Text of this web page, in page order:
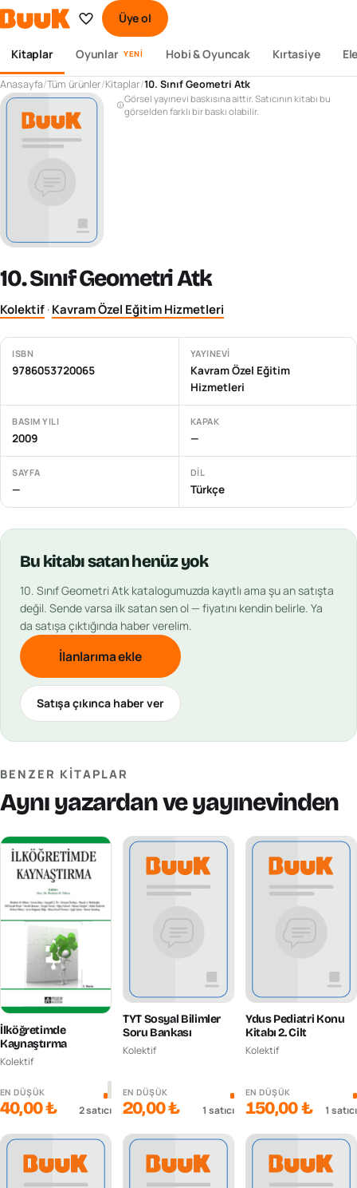
Üye ol
Kitaplar Oyunlar YENI Hobi & Oyuncak Kırtasiye
Anasayfa/Tüm ürünler/Kitaplar/10. Sınıf Geometri Atk
Görsel yayınevi baskısına aittir. Satıcının kitabı bu
görselden farklı bir baskı olabilir.
10. Sınıf Geometri Atk
Kolektif·Kavram Özel Eğitim Hizmetleri
ISBN
9786053720065
YAYINEVI
Kavram Özel Eğitim
Hizmetleri
BASIM YILI
2009
KAPAK
—
SAYFA
—
DIL
Türkçe
Bu kitabısatan henüz yok
10. Sınıf Geometri Atk katalogumuzda kayıtlı ama şu an satışta
değil. Sende varsa ilk satan sen ol — fiyatını kendin belirle. Ya
da satışa çıktığında haber verelim.
İlanlarıma ekle
Satışa çıkınca haber ver
BENZER KITAPLAR
Aynı yazardan ve yayınevinden
İlköğretimde
Kaynaştırma
Kolektif
EN DÜŞÜK
40,00 ₺ 2satıcı
TYT Sosyal Bilimler
Soru Bankası
Kolektif
EN DÜŞÜK
20,00 ₺ 1 satıcı
Ydus Pediatri Konu
Kitabı 2. Cilt
Kolektif
EN DÜŞÜK
150,00 ₺ 1 satıcı